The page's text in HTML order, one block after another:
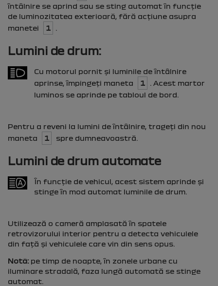
întâlnire se aprind sau se sting automat în funcţie
de luminozitatea exterioară, fără acţiune asupra
manetei
1 .
Lumini de drum:
Cu motorul pornit şi luminile de întâlnire
aprinse, împingeţi maneta
1
. Acest martor
luminos se aprinde pe tabloul de bord.
Pentru a reveni la lumini de întâlnire, trageţi din nou
maneta
1 spre dumneavoastră.
Lumini de drum automate
În funcţie de vehicul, acest sistem aprinde şi
stinge în mod automat luminile de drum.
Utilizează o cameră amplasată în spatele
retrovizorului interior pentru a detecta vehiculele
din faţă şi vehiculele care vin din sens opus.
Notă: pe timp de noapte, în zonele urbane cu
iluminare stradală, faza lungă automată se stinge
automat.